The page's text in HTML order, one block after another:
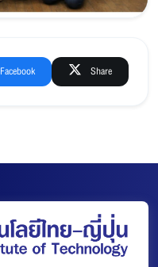
Facebook Share